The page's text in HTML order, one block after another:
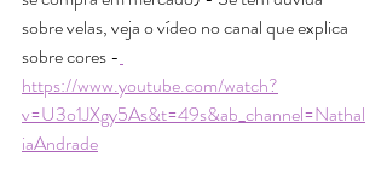
sobre velas, veja o vídeo no canal que explica
sobre cores -
https://www.youtube.com/watch?
v=U3o1JXgy5As&t=49s&ab_channel=Nathal
iaAndrade